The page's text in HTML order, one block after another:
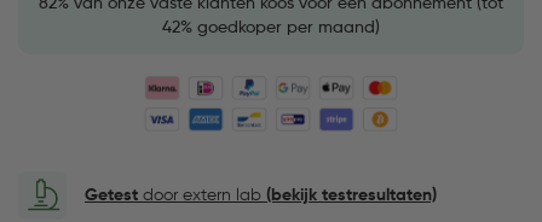
42% goedkoper per maand)
Getest door extern lab (bekijk testresultaten)